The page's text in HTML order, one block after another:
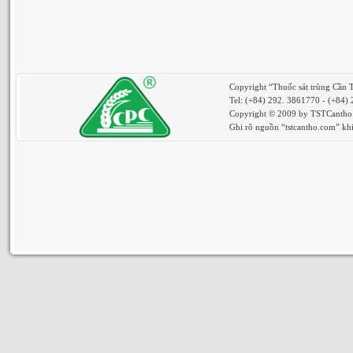
Copyright “Thuốc sát trùng Cần
Tel: (+84) 292. 3861770 - (+84)
Copyright © 2009 by
Ghi rõ nguồn “tstcantho.com”